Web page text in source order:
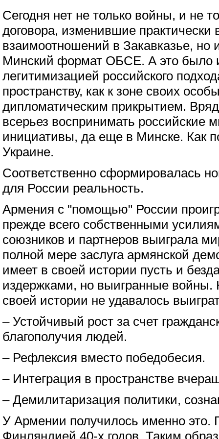
Сегодня нет не только войны, и не
договора, изменившие
взаимоотношений в Закавказье, но
Минский формат ОБСЕ. А это было
легитимизацией российского
пространству, как к зоне своих
дипломатическим прикрытием.
всерьез воспринимать российские
инициативы, да еще в Минске. Как
Украине.
Соответственно сформировалась
для России реальность.
Армения с "помощью" России
прежде всего собственными
союзников и партнеров выиграла
полной мере заслуга армянской
имеет в своей истории пусть и
издержками, но выигранные войны.
своей истории не удавалось
– Устойчивый рост за счет
благополучия людей.
– Рефлексия вместо победобесия.
– Интеграция в пространстве
– Демилитаризация политики,
У Армении получилось именно это.
Финляндией 40-х годов. Таким